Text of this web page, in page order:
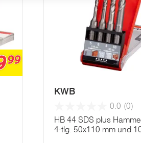
99
KWB
0.0 (0)
HB 44 SDS plus
4-tlg. 50x110 mm und